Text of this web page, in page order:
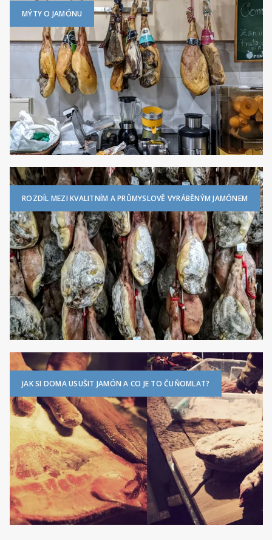
MÝTY O JAMÓNU
ROZDÍL MEZI KVALITNÍM A PRŮMYSLOVĚ VYRÁBĚNÝM JAMÓNEM
JAK SI DOMA USUŠIT JAMÓN A CO JE TO ČUŇOMLAT?